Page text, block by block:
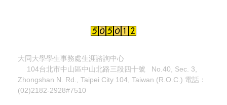
大同大學學生事務處生涯諮詢中心
104台北市中山區中山北路三段四十號 No.40, Sec. 3,
Zhongshan N. Rd., Taipei City 104, Taiwan (R.O.C.) 電話：
(02)2182-2928#7510